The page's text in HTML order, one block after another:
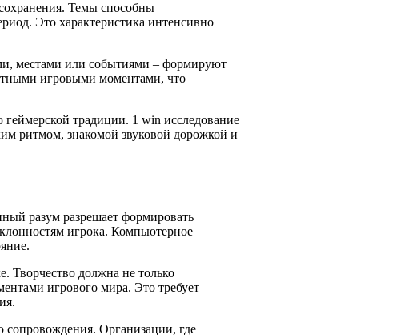
Темы способны
Это характеристика интенсивно
местами или событиями – формируют
игровыми моментами, что
традиции. 1 win исследование
ритмом, знакомой звуковой дорожкой и
разум разрешает формировать
игрока. Компьютерное
Творчество должна не только
игрового мира. Это требует
сопровождения. Организации, где